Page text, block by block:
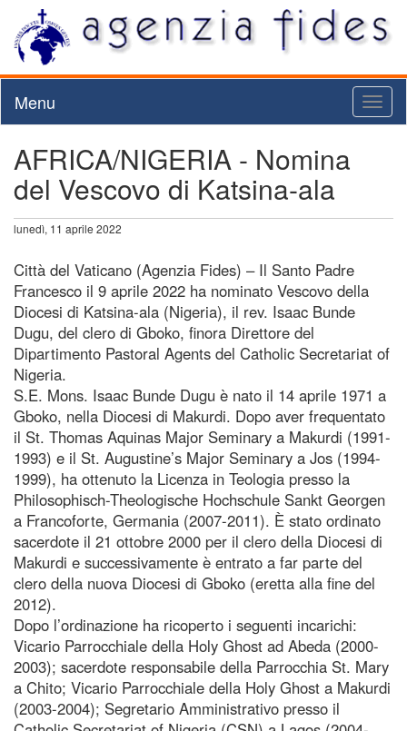
Menu
AFRICA/NIGERIA - Nomina
del Vescovo di Katsina-ala
lunedì, 11 aprile 2022
Città del Vaticano (Agenzia Fides) – Il Santo Padre
Francesco il 9 aprile 2022 ha nominato Vescovo della
Diocesi di Katsina-ala (Nigeria), il rev. Isaac Bunde
Dugu, del clero di Gboko, finora Direttore del
Dipartimento Pastoral Agents del Catholic Secretariat of
Nigeria.
S.E. Mons. Isaac Bunde Dugu è nato il 14 aprile 1971 a
Gboko, nella Diocesi di Makurdi. Dopo aver frequentato
il St. Thomas Aquinas Major Seminary a Makurdi (1991-
1993) e il St. Augustine’s Major Seminary a Jos (1994-
1999), ha ottenuto la Licenza in Teologia presso la
Philosophisch-Theologische Hochschule Sankt Georgen
a Francoforte, Germania (2007-2011). È stato ordinato
sacerdote il 21 ottobre 2000 per il clero della Diocesi di
Makurdi e successivamente è entrato a far parte del
clero della nuova Diocesi di Gboko (eretta alla fine del
2012).
Dopo l’ordinazione ha ricoperto i seguenti incarichi:
Vicario Parrocchiale della Holy Ghost ad Abeda (2000-
2003); sacerdote responsabile della Parrocchia St. Mary
a Chito; Vicario Parrocchiale della Holy Ghost a Makurdi
(2003-2004); Segretario Amministrativo presso il